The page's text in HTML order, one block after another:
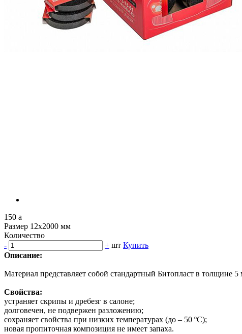
150 a
Размер 12х2000 мм
Количество
-
+ шт Купить
Описание:
Материал представляет собой стандартный Битопласт в
Свойства:
устраняет скрипы и дребезг в салоне;
долговечен, не подвержен разложению;
сохраняет свойства при низких температурах (до – 50 ºС);
новая пропиточная композиция не имеет запаха.